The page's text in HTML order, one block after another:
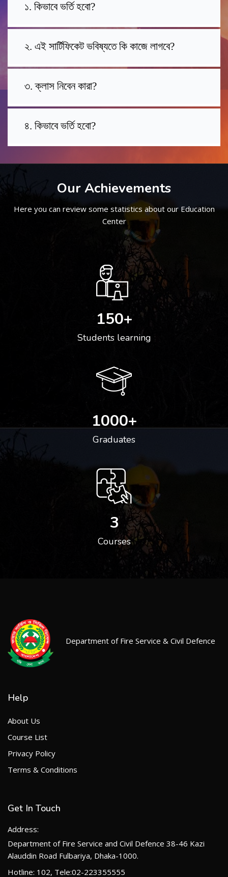
১. কিভাবে ভর্তি হবো?
২. এই সার্টিফিকেট ভবিষ্যতে কি কাজে লাগবে?
৩. ক্লাস নিবেন কারা?
৪. কিভাবে ভর্তি হবো?
Our Achievements
Here you can review some statistics about our Education
Center
150+
Students learning
1000+
Graduates
3
Courses
Department of Fire Service & Civil Defence
Help
About Us
Course List
Privacy Policy
Terms & Conditions
Get In Touch
Address:
Department of Fire Service and Civil Defence 38-46 Kazi
Alauddin Road Fulbariya, Dhaka-1000.
Hotline: 102, Tele:02-223355555